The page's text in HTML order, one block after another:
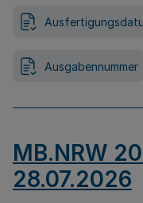
Ausgabennummer
MB.NRW
28.07.2026